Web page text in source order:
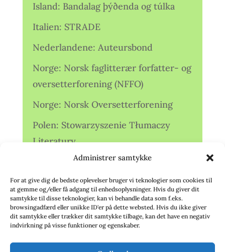
Administrer samtykke
For at give dig de bedste oplevelser bruger vi teknologier som cookies til
at gemme og/eller få adgang til enhedsoplysninger. Hvis du giver dit
samtykke til disse teknologier, kan vi behandle data som f.eks.
browsingadfærd eller unikke ID'er på dette websted. Hvis du ikke giver
dit samtykke eller trækker dit samtykke tilbage, kan det have en negativ
indvirkning på visse funktioner og egenskaber.
Island: Bandalag þýðenda og túlka
Italien: STRADE
Nederlandene: Auteursbond
Norge: Norsk faglitterær forfatter- og
oversetterforening (NFFO)
Norge: Norsk Oversetterforening
Polen: Stowarzyszenie Tłumaczy
Literatury
Storbritannien: Translators
Association (TA)
Sverige: Översättarsektionen (Ö.)
Sverige: Översättarcentrum (ÖC)